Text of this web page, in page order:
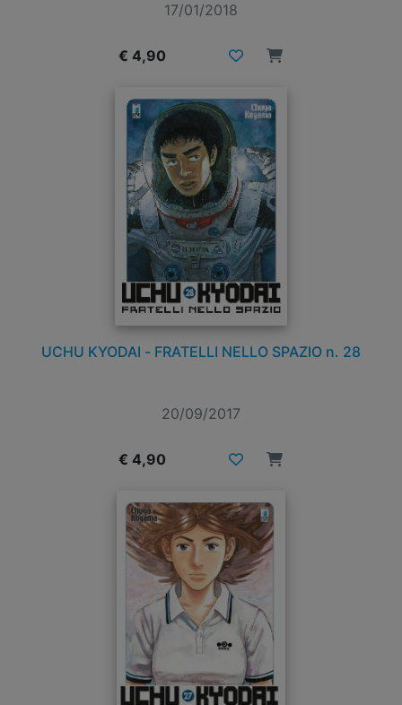
17/01/2018
€ 4,90
UCHU KYODAI - FRATELLI NELLO SPAZIO n. 28
20/09/2017
€ 4,90